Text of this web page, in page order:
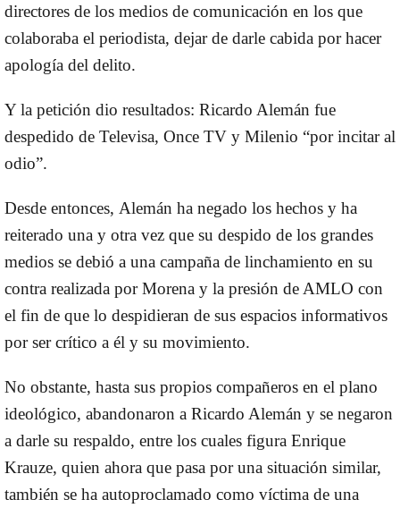
directores de los medios de comunicación en los que
colaboraba el periodista, dejar de darle cabida por hacer
apología del delito.
Y la petición dio resultados: Ricardo Alemán fue
despedido de Televisa, Once TV y Milenio “por incitar al
odio”.
Desde entonces, Alemán ha negado los hechos y ha
reiterado una y otra vez que su despido de los grandes
medios se debió a una campaña de linchamiento en su
contra realizada por Morena y la presión de AMLO con
el fin de que lo despidieran de sus espacios informativos
por ser crítico a él y su movimiento.
No obstante, hasta sus propios compañeros en el plano
ideológico, abandonaron a Ricardo Alemán y se negaron
a darle su respaldo, entre los cuales figura Enrique
Krauze, quien ahora que pasa por una situación similar,
también se ha autoproclamado como víctima de una